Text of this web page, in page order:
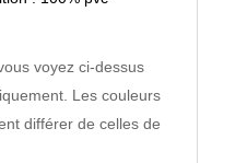
voyez ci-dessus
Les couleurs
différer de celles de